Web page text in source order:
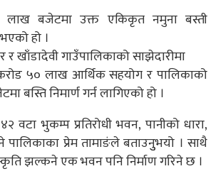
बजेटमा उक्त एकिकृत नमुना बस्ती
हो ।
र खाँडादेवी गाउँपालिकाको साझेदारीमा
५० लाख आर्थिक सहयोग र पालिकाको
बस्ति निमार्ण गर्न लागिएको हो ।
वटा भुकम्प प्रतिरोधी भवन, पानीको धारा,
पालिकाका प्रेम तामाङंले बताउनुुभयो । साथै
झल्कने एक भवन पनि निर्माण गरिने छ ।